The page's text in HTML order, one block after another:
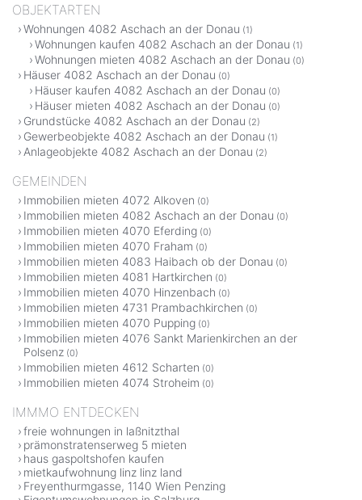
OBJEKTARTEN
Wohnungen 4082 Aschach an der Donau (1)
Wohnungen kaufen 4082 Aschach an der Donau (1)
Wohnungen mieten 4082 Aschach an der Donau (0)
Häuser 4082 Aschach an der Donau (0)
Häuser kaufen 4082 Aschach an der Donau (0)
Häuser mieten 4082 Aschach an der Donau (0)
Grundstücke 4082 Aschach an der Donau (2)
Gewerbeobjekte 4082 Aschach an der Donau (1)
Anlageobjekte 4082 Aschach an der Donau (2)
GEMEINDEN
Immobilien mieten 4072 Alkoven (0)
Immobilien mieten 4082 Aschach an der Donau (0)
Immobilien mieten 4070 Eferding (0)
Immobilien mieten 4070 Fraham (0)
Immobilien mieten 4083 Haibach ob der Donau (0)
Immobilien mieten 4081 Hartkirchen (0)
Immobilien mieten 4070 Hinzenbach (0)
Immobilien mieten 4731 Prambachkirchen (0)
Immobilien mieten 4070 Pupping (0)
Immobilien mieten 4076 Sankt Marienkirchen an der
Polsenz (0)
Immobilien mieten 4612 Scharten (0)
Immobilien mieten 4074 Stroheim (0)
IMMMO ENTDECKEN
freie wohnungen in laßnitzthal
prämonstratenserweg 5 mieten
haus gaspoltshofen kaufen
mietkaufwohnung linz linz land
Freyenthurmgasse, 1140 Wien Penzing